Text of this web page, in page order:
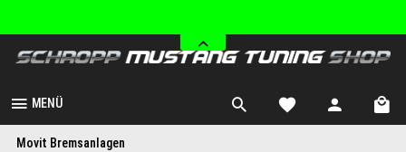
23.08.2026
Betriebsferien.
MENÜ
Movit Bremsanlagen